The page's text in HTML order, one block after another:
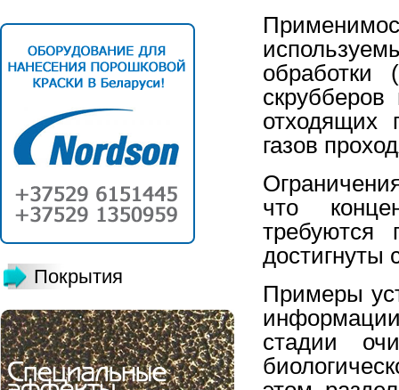
Покрытия
обработки
скрубберов
отходящих
газов
что
требуются
достигнуты
Примеры
стадии